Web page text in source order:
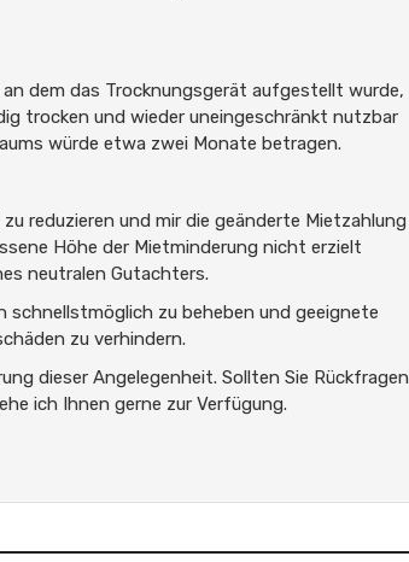
dem das Trocknungsgerät aufgestellt wurde,
trocken und wieder uneingeschränkt nutzbar
würde etwa zwei Monate betragen.
reduzieren und mir die geänderte Mietzahlung
Höhe der Mietminderung nicht erzielt
neutralen Gutachters.
schnellstmöglich zu beheben und geeignete
zu verhindern.
dieser Angelegenheit. Sollten Sie Rückfragen
ich Ihnen gerne zur Verfügung.